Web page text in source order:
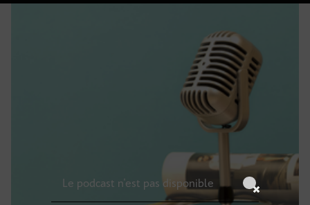
Le podcast n'est pas disponible